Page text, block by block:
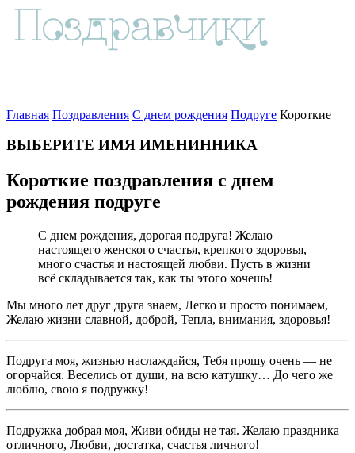
Главная Поздравления С днем рождения Подруге Короткие
ВЫБЕРИТЕ ИМЯ ИМЕНИННИКА
Короткие поздравления с днем
рождения подруге
С днем рождения, дорогая подруга! Желаю
настоящего женского счастья, крепкого здоровья,
много счастья и настоящей любви. Пусть в жизни
всё складывается так, как ты этого хочешь!
Мы много лет друг друга знаем, Легко и просто понимаем,
Желаю жизни славной, доброй, Тепла, внимания, здоровья!
Подруга моя, жизнью наслаждайся, Тебя прошу очень — не
огорчайся. Веселись от души, на всю катушку… До чего же
люблю, свою я подружку!
Подружка добрая моя, Живи обиды не тая. Желаю праздника
отличного, Любви, достатка, счастья личного!